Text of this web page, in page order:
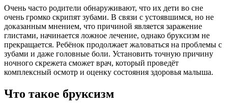
Очень часто родители обнаруживают, что их дети во сне
очень громко скрипят зубами. В связи с устоявшимся, но не
доказанным мнением, что причиной является заражение
глистами, начинается ложное лечение, однако бруксизм не
прекращается. Ребёнок продолжает жаловаться на проблемы с
зубами и даже головные боли. Установить точную причину
ночного скрежета сможет врач, который проведёт
комплексный осмотр и оценку состояния здоровья малыша.
Что такое бруксизм